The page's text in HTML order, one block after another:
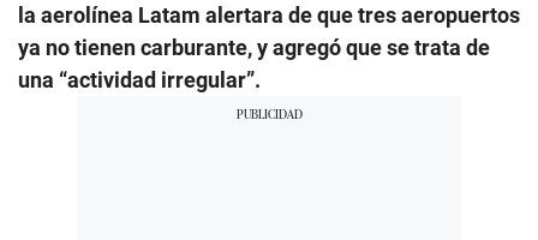
la aerolínea Latam alertara de que tres aeropuertos
ya no tienen carburante, y agregó que se trata de
una “actividad irregular”.